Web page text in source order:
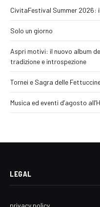
CivitaFestival Summer 2026:
Solo un giorno
Aspri motivi: il nuovo album
tradizione e introspezione
Tornei e Sagra delle
Musica ed eventi d’agosto
LEGAL
privacy policy